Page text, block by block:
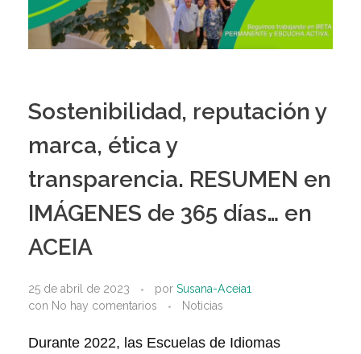
Sostenibilidad, reputación y
marca, ética y
transparencia. RESUMEN en
IMÁGENES de 365 días… en
ACEIA
25 de abril de 2023 por Susana-Aceia1
con No hay comentarios Noticias
Durante 2022, las Escuelas de Idiomas